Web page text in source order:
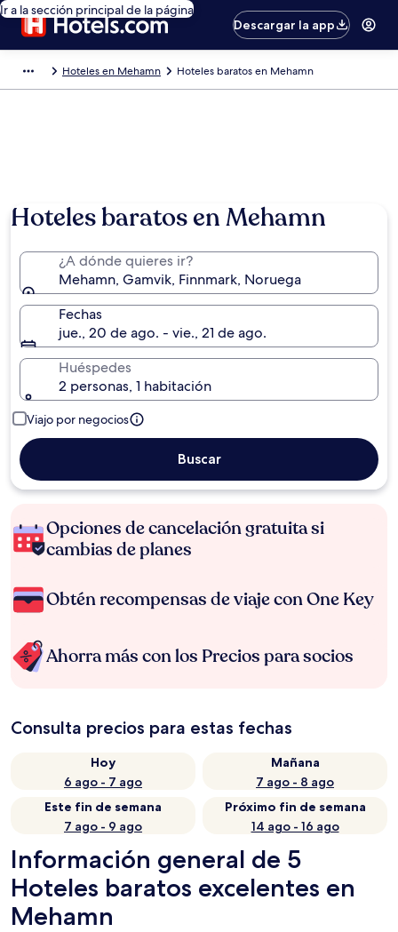
Ir a la sección principal de la página
Descargar la app
Hoteles en Mehamn Hoteles baratos en Mehamn
Hoteles baratos en Mehamn
¿A dónde quieres ir?
Mehamn, Gamvik, Finnmark, Noruega
Fechas
jue., 20 de ago. - vie., 21 de ago.
Huéspedes
2 personas, 1 habitación
Viajo por negocios
Buscar
Opciones de cancelación gratuita si
cambias de planes
Obtén recompensas de viaje con One Key
Ahorra más con los Precios para socios
Consulta precios para estas fechas
Hoy
6 ago - 7 ago
Mañana
7 ago - 8 ago
Este fin de semana
7 ago - 9 ago
Próximo fin de semana
14 ago - 16 ago
Información general de 5
Hoteles baratos excelentes en
Mehamn